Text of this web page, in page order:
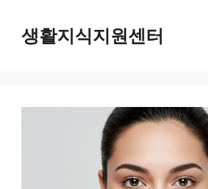
content생활지식지원센터